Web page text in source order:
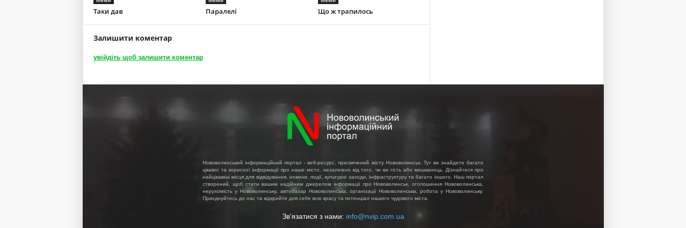
Таки дав Паралелі Що ж трапилось
Залишити коментар
увійдіть щоб залишити коментар
Нововолинський інформаційний портал - веб-ресурс, присвячений місту Нововолинськ. Тут ви знайдете багато
цікавої та корисної інформації про наше місто, незалежно від того, чи ви гість або мешканець. Дізнайтеся про
найцікавіші місця для відвідування, новини, події, культурні заходи, інфраструктуру та багато іншого. Наш портал
створений, щоб стати вашим надійним джерелом інформації про Нововолинськ, оголошення Нововолинська,
нерухомість у Нововолинську, автобазар Нововолинська, організації Нововолинська, робота у Нововолинську.
Приєднуйтесь до нас та відкрийте для себе всю красу та потенціал нашого чудового міста.
Зв'язатися з нами: info@nvip.com.ua